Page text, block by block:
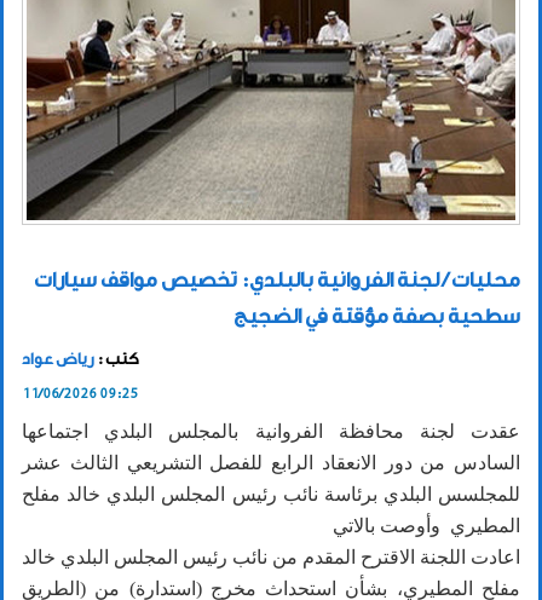
محليات / لجنة الفروانية بالبلدي: تخصيص مواقف سيارات
سطحية بصفة مؤقتة في الضجيج
كتب : رياض عواد
11/06/2026 09:25
عقدت لجنة محافظة الفروانية بالمجلس البلدي اجتماعها
السادس من دور الانعقاد الرابع للفصل التشريعي الثالث عشر
للمجلسس البلدي برئاسة نائب رئيس المجلس البلدي خالد مفلح
المطيري وأوصت بالاتي
اعادت اللجنة الاقترح المقدم من نائب رئيس المجلس البلدي خالد
مفلح المطيري، بشأن استحداث مخرج (استدارة) من (الطريق